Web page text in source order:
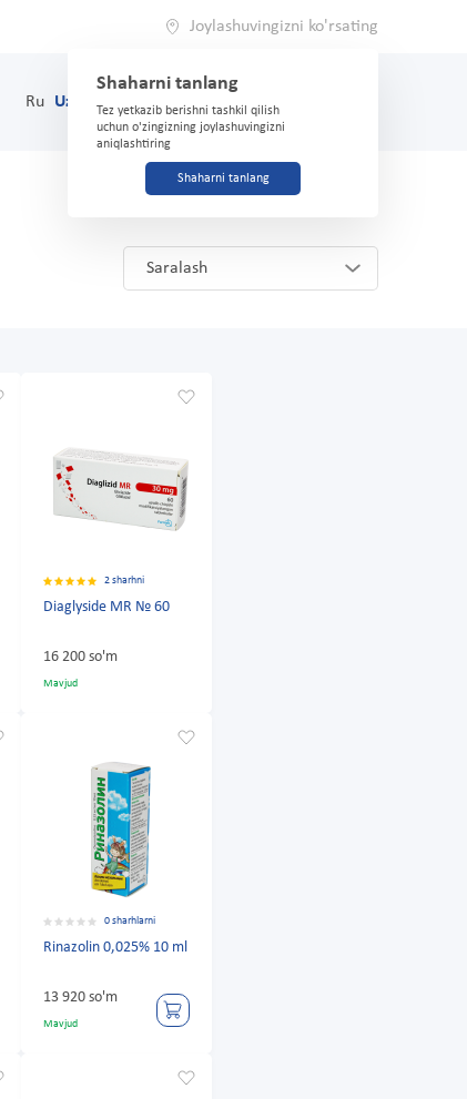
Joylashuvingizni ko'rsating
Shaharni tanlang
Tez yetkazib berishni tashkil qilish
uchun o'zingizning joylashuvingizni
aniqlashtiring
Shaharni tanlang
Ru Uz (71) 200-03-03
Saralash
2 sharhni
Diaglyside MR № 60
16 200 so'm
Mavjud
0 sharhlarni
Rinazolin 0,025% 10 ml
13 920 so'm
Mavjud